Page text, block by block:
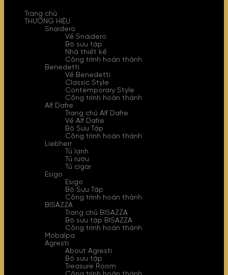
Trang chủ
THƯƠNG HIỆU
Snaidero
Về Snaidero
Bộ sưu tập
Nhà thiết kế
Công trình hoàn thành
Benedetti
Về Benedetti
Classic Style
Contemporary Style
Công trình hoàn thành
Alf Dafre
Trang chủ Alf Dafre
Về Alf Dafre
Bộ Sưu Tập
Công trình hoàn thành
Liebherr
Tủ lạnh
Tủ rượu
Tủ cigar
Esigo
Esigo
Bộ Sưu Tập
Công trình hoàn thành
BISAZZA
Trang chủ BISAZZA
Bộ sưu tập BISAZZA
Công trình hoàn thành
Mobalpa
Agresti
About Agresti
Bộ sưu tập
Treasure Room